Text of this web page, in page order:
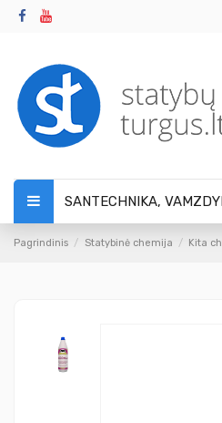
SANTECHNIKA,
Pagrindinis Statybinė chemija Kita